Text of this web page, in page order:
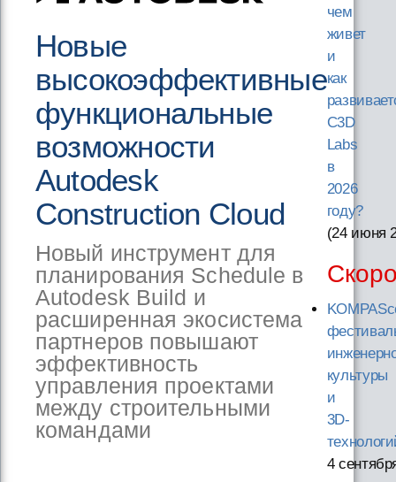
Новые
высокоэффективные
функциональные
возможности
Autodesk
Construction Cloud
Новый инструмент для
планирования Schedule в
Autodesk Build и
расширенная экосистема
партнеров повышают
эффективность
управления проектами
между строительными
командами
чем
живет
и
как
C3D
Labs
в
2026
году?
(24 июня
культуры
и
3D-
4